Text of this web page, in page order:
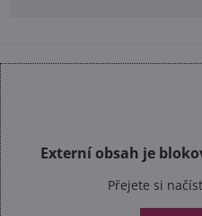
Externí obsah je
Přejete si